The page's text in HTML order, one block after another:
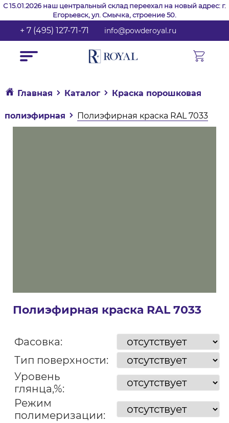
С 15.01.2026 наш центральный склад переехал на новый адрес: г.
Егорьевск, ул. Смычка, строение 50.
+ 7 (495) 127-71-71 info@powderoyal.ru
Главная Каталог Краска порошковая
полиэфирная Полиэфирная краска RAL 7033
Полиэфирная краска RAL 7033
Фасовка:
Тип поверхности:
Уровень
глянца,%:
Режим
полимеризации: